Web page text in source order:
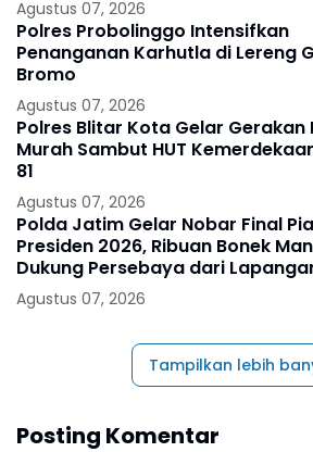
Agustus 07, 2026
Polres Probolinggo Intensifkan
Penanganan Karhutla di Lereng
Bromo
Agustus 07, 2026
Polres Blitar Kota Gelar Gerakan
Murah Sambut HUT
81
Agustus 07, 2026
Polda Jatim Gelar Nobar Final
Presiden 2026, Ribuan Bonek
Dukung Persebaya dari
Mapolda
Agustus 07, 2026
Tampilkan lebih
Posting Komentar